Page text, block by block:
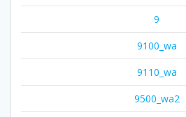
9
9100_wa
9110_wa
9500_wa2